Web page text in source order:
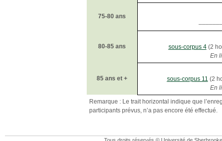
75-80 ans
80-85 ans sous-corpus 4(2
En
85 ans et + sous-corpus 11 (2
En
Remarque : Le trait horizontal indique que
participants prévus, n’a pas encore été effectué.